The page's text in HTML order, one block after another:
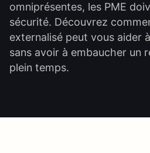
omniprésentes, les PME
sécurité. Découvrez
externalisé peut vous aider
sans avoir à embaucher un
plein temps.